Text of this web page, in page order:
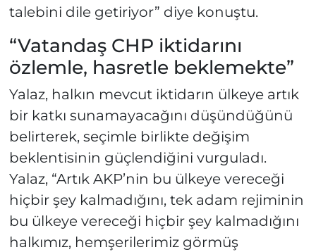
talebini dile getiriyor” diye konuştu.
“Vatandaş CHP iktidarını
özlemle, hasretle beklemekte”
Yalaz, halkın mevcut iktidarın ülkeye artık
bir katkı sunamayacağını düşündüğünü
belirterek, seçimle birlikte değişim
beklentisinin güçlendiğini vurguladı.
Yalaz, “Artık AKP’nin bu ülkeye vereceği
hiçbir şey kalmadığını, tek adam rejiminin
bu ülkeye vereceği hiçbir şey kalmadığını
halkımız, hemşerilerimiz görmüş